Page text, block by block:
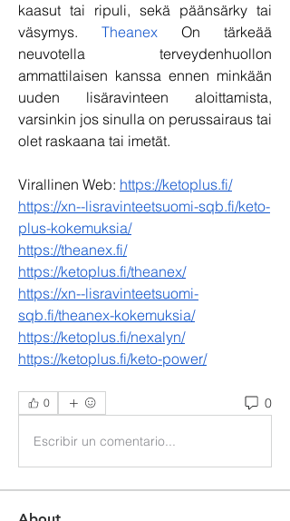
kaasut tai ripuli, sekä päänsärky tai
väsymys. Theanex On tärkeää
neuvotella terveydenhuollon
ammattilaisen kanssa ennen minkään
uuden lisäravinteen aloittamista,
varsinkin jos sinulla on perussairaus tai
olet raskaana tai imetät.
Virallinen Web: https://ketoplus.fi/
https://xn--lisravinteetsuomi-sqb.fi/keto-
plus-kokemuksia/
https://theanex.fi/
https://ketoplus.fi/theanex/
https://xn--lisravinteetsuomi-
sqb.fi/theanex-kokemuksia/
https://ketoplus.fi/nexalyn/
https://ketoplus.fi/keto-power/
0 0
Escribir un comentario...